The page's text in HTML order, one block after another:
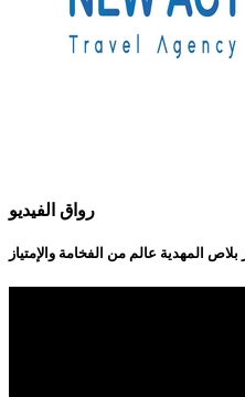
رواق الفيديو
بلاص المهدية عالم من الفخامة والإمتياز